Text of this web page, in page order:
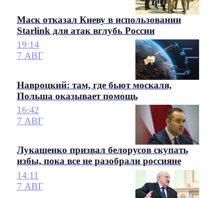
Маск отказал Киеву в использовании
Starlink для атак вглубь России
19:14
7 АВГ
Навроцкий: там, где бьют москаля,
Польша оказывает помощь
16:42
7 АВГ
Лукашенко призвал белорусов скупать
избы, пока все не разобрали россияне
14:11
7 АВГ